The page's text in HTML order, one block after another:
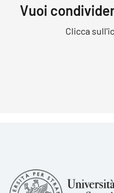
Vuoi
Clicca